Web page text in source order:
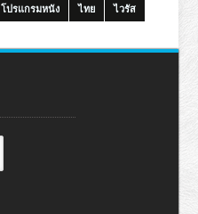
โปรแกรมหนัง ไทย ไวรัส